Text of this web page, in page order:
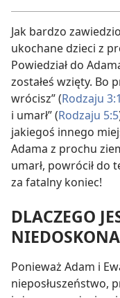
Jak bardzo
ukochane dzieci z
Powiedział do
zostałeś wzięty. Bo
wrócisz” (Rodzaju
i umarł” (Rodzaju 5:5
jakiegoś innego
Adama z prochu
umarł, powrócił do
za fatalny koniec!
DLACZEGO
Ponieważ Adam i
nieposłuszeństwo,